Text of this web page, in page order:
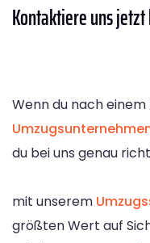
Kontaktiereuns
Wenn du nach
du bei uns genau
mit unserem
größten Wert auf